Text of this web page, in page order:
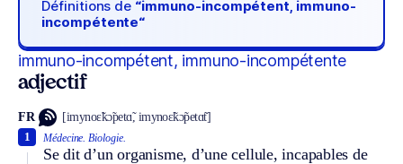
Définitions de “immuno-incompétent, immuno-
incompétente“
immuno-incompétent, immuno-incompétente
adjectif
FR [imynoɛ̃kɔ̃petɑ̃, imynoɛ̃kɔ̃petɑ̃t]
Médecine. Biologie.
Se dit d’un organisme, d’une cellule, incapables de
1